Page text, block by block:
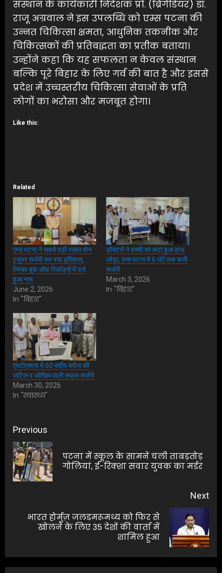
संस्थान के कार्यकारी निदेशक प्रो. (ब्रिगेडियर) डॉ.
राजू अग्रवाल ने इस उपलब्धि को एम्स पटना की
उन्नत चिकित्सा क्षमता, आधुनिक तकनीक और
चिकित्सकों की प्रतिबद्धता का प्रतीक बताया।
उन्होंने कहा कि यह सफलता न केवल संस्थान
बल्कि पूरे बिहार के लिए गर्व की बात है और इससे
प्रदेश में उच्चस्तरीय चिकित्सा सेवाओं के प्रति
लोगों का भरोसा और मजबूत होगा।
Like this:
Related
एम्स पटना ने सबसे बड़ी स्कल बोन
ट्यूमर सर्जरी कर रचा इतिहास,
लिम्का बुक ऑफ रिकॉर्ड्स में दर्ज
हुआ नाम
June 2, 2026
In "बिहार"
डॉक्टरों ने बच्ची का कटा हुआ हाथ
जोड़ा, एम्स पटना में 6 घंटे तक चली
सर्जरी
March 3, 2026
In "बिहार"
एमटीएमएच में 60 वर्षीय मरीज की
जटिल व जोखिम वाली सफल सर्जरी
March 30, 2026
In "स्वास्थ्य"
Post
navigation
Previous
पटना में स्कूल के सामने चली ताबड़तोड़
गोलियां, ई-रिक्शा सवार युवक का मर्डर
Next
भारत होर्मुज़ जलडमरूमध्य को फिर से
खोलने के लिए 35 देशों की वार्ता में
शामिल हुआ